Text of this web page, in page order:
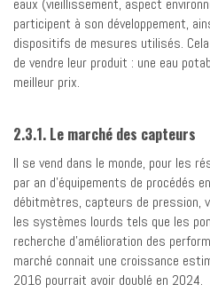
eaux (vieillissement, aspect
participent à son développement,
dispositifs de mesures utilisés.
de vendre leur produit : une eau
meilleur prix.
2.3.1. Le marché des capteurs
Il se vend dans le monde, pour les
par an d’équipements de procédés
débitmètres, capteurs de pression,
les systèmes lourds tels que les
recherche d’amélioration des
marché connait une croissance
2016 pourrait avoir doublé en 2024.